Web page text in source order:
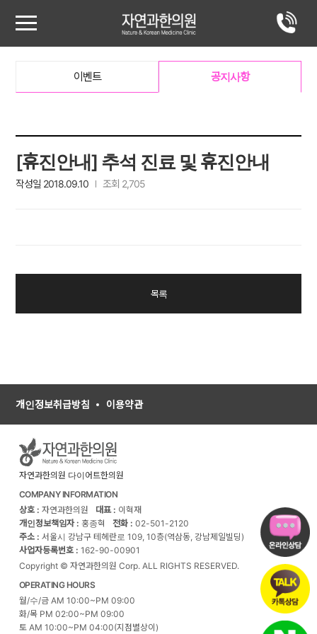
이벤트 공지사항
[휴진안내] 추석 진료 및 휴진안내
작성일 2018.09.10 조회 2,705
목록
개인정보취급방침 이용약관
자연과한의원 다이어트한의원
COMPANY INFORMATION
상호 : 자연과한의원 대표 : 이혁재
개인정보책임자 : 홍종혁 전화 : 02-501-2120
주소 : 서울시 강남구 테헤란로 109, 10층(역삼동, 강남제일빌딩)
사업자등록번호 : 162-90-00901
Copyright © 자연과한의원 Corp. ALL RIGHTS RESERVED.
OPERATING HOURS
월/수/금 AM 10:00~PM 09:00
화/목 PM 02:00~PM 09:00
토 AM 10:00~PM 04:00(지점별상이)